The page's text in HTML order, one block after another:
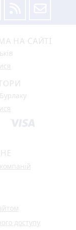
НА САЙТІ
доступу